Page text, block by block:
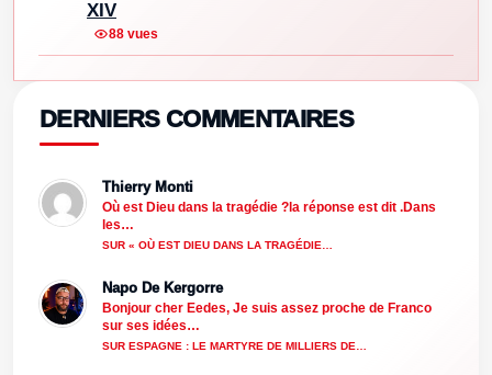
XIV
88 vues
DERNIERS COMMENTAIRES
Thierry Monti
Où est Dieu dans la tragédie ?la réponse est dit .Dans
les…
SUR « OÙ EST DIEU DANS LA TRAGÉDIE…
Napo De Kergorre
Bonjour cher Eedes, Je suis assez proche de Franco
sur ses idées…
SUR ESPAGNE : LE MARTYRE DE MILLIERS DE…